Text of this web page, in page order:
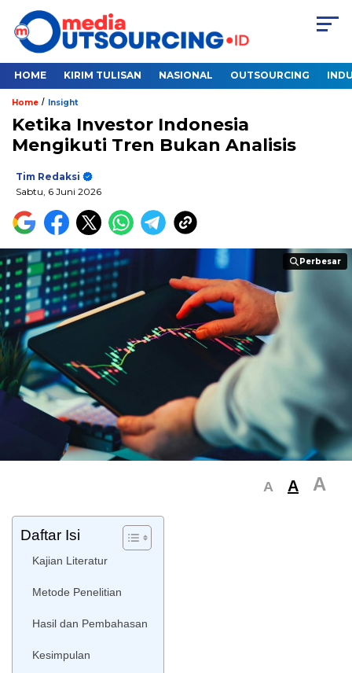
HOME KIRIM TULISAN NASIONAL OUTSOURCING
Home / Insight
Ketika Investor Indonesia
Mengikuti Tren Bukan Analisis
Tim Redaksi
Sabtu, 6 Juni 2026
Perbesar
Perbesar
A A A
Daftar Isi
Kajian Literatur
Metode Penelitian
Hasil dan Pembahasan
Kesimpulan